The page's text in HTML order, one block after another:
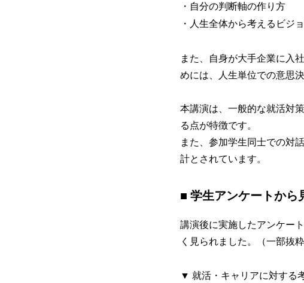
・自分の判断軸の作り方
・人生全体から考えるビジ
また、自身が大手企業に入
めには、人生単位での意思
本講演は、一般的な就活対
る点が特徴です。
また、参加学生同士での対
計とされています。
■ 学生アンケートから
講演後に実施したアンケー
く見られました。（一部抜粋
▼ 就活・キャリアに対する